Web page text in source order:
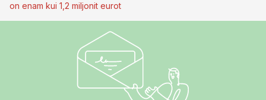
on enam kui 1,2 miljonit eurot